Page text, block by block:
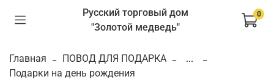
Русский торговый дом
"Золотой медведь"
0
Главная ПОВОД ДЛЯ ПОДАРКА
...
Подарки на день рождения